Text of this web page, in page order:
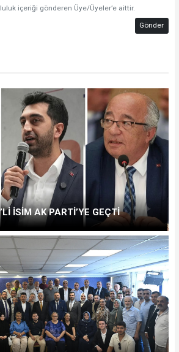
içeriği gönderen Üye/Üyeler’e aittir.
Gönder
İSİM AK PARTİ’YE GEÇTİ